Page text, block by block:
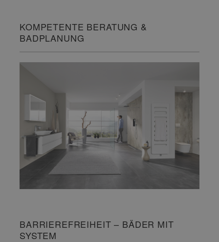
KOMPETENTE BERATUNG &
BADPLANUNG
BARRIEREFREIHEIT – BÄDER MIT
SYSTEM